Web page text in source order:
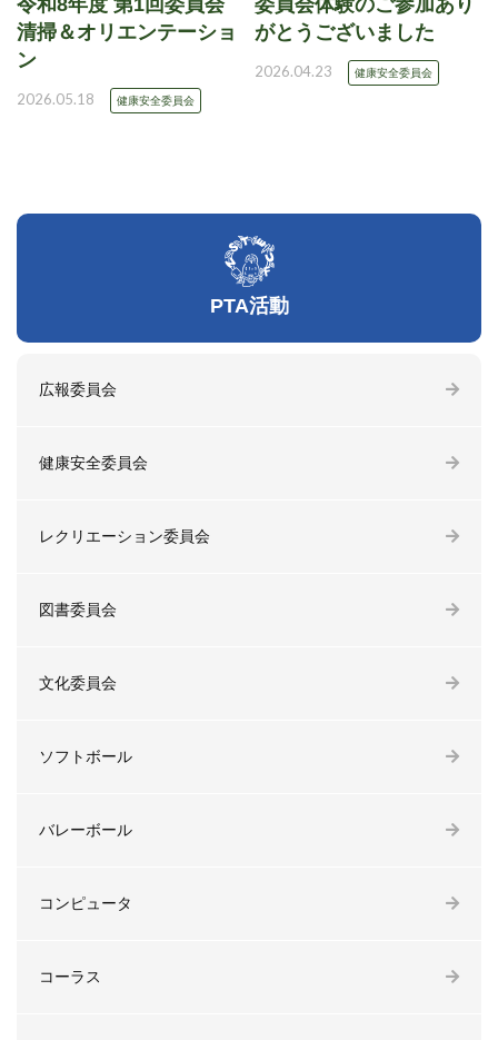
令和8年度 第1回委員会
清掃＆オリエンテーショ
ン
2026.05.18 健康安全委員会
委員会体験のご参加あり
がとうございました
2026.04.23 健康安全委員会
PTA活動
広報委員会
健康安全委員会
レクリエーション委員会
図書委員会
文化委員会
ソフトボール
バレーボール
コンピュータ
コーラス